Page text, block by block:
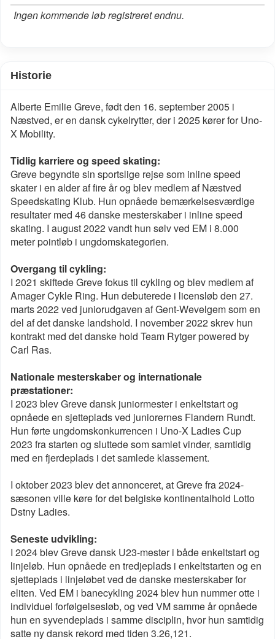
Ingen kommende løb registreret endnu.
Historie
Alberte Emilie Greve, født den 16. september 2005 i
Næstved, er en dansk cykelrytter, der i 2025 kører for Uno-
X Mobility.
Tidlig karriere og speed skating:
Greve begyndte sin sportslige rejse som inline speed
skater i en alder af fire år og blev medlem af Næstved
Speedskating Klub. Hun opnåede bemærkelsesværdige
resultater med 46 danske mesterskaber i inline speed
skating. I august 2022 vandt hun sølv ved EM i 8.000
meter pointløb i ungdomskategorien.
Overgang til cykling:
I 2021 skiftede Greve fokus til cykling og blev medlem af
Amager Cykle Ring. Hun debuterede i licensløb den 27.
marts 2022 ved juniorudgaven af Gent-Wevelgem som en
del af det danske landshold. I november 2022 skrev hun
kontrakt med det danske hold Team Rytger powered by
Carl Ras.
Nationale mesterskaber og internationale
præstationer:
I 2023 blev Greve dansk juniormester i enkeltstart og
opnåede en sjetteplads ved juniorernes Flandern Rundt.
Hun førte ungdomskonkurrencen i Uno-X Ladies Cup
2023 fra starten og sluttede som samlet vinder, samtidig
med en fjerdeplads i det samlede klassement.
I oktober 2023 blev det annonceret, at Greve fra 2024-
sæsonen ville køre for det belgiske kontinentalhold Lotto
Dstny Ladies.
Seneste udvikling:
I 2024 blev Greve dansk U23-mester i både enkeltstart og
linjeløb. Hun opnåede en tredjeplads i enkeltstarten og en
sjetteplads i linjeløbet ved de danske mesterskaber for
eliten. Ved EM i banecykling 2024 blev hun nummer otte i
individuel forfølgelsesløb, og ved VM samme år opnåede
hun en syvendeplads i samme disciplin, hvor hun samtidig
satte ny dansk rekord med tiden 3.26,121.